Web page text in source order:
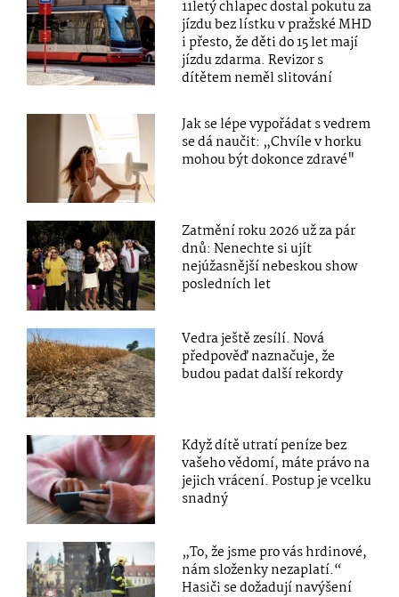
11letý chlapec dostal pokutu za
jízdu bez lístku v pražské MHD
i přesto, že děti do 15 let mají
jízdu zdarma. Revizor s
dítětem neměl slitování
Jak se lépe vypořádat s vedrem
se dá naučit: „Chvíle v horku
mohou být dokonce zdravé"
Zatmění roku 2026 už za pár
dnů: Nenechte si ujít
nejúžasnější nebeskou show
posledních let
Vedra ještě zesílí. Nová
předpověď naznačuje, že
budou padat další rekordy
Když dítě utratí peníze bez
vašeho vědomí, máte právo na
jejich vrácení. Postup je vcelku
snadný
„To, že jsme pro vás hrdinové,
nám složenky nezaplatí.“
Hasiči se dožadují navýšení